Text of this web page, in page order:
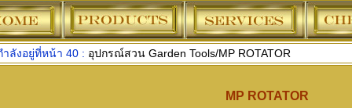
ลังอยู่ที่หน้า 40 : อุปกรณ์สวน Garden Tools/MP ROTATOR
MP ROTATOR